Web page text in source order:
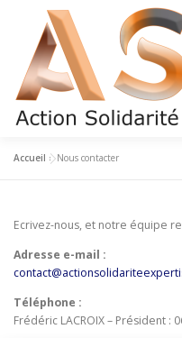
contenu
NOS PARTENAIRES
Accueil »Nous contacter
Ecrivez-nous, et notre équipe
Adresse e-mail :
Téléphone :
Frédéric LACROIX – Président :